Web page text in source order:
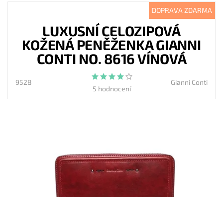
DOPRAVA ZDARMA
LUXUSNÍ CELOZIPOVÁ
KOŽENÁ PENĚŽENKA GIANNI
CONTI NO. 8616 VÍNOVÁ
9528
5 hodnocení
Gianni Conti